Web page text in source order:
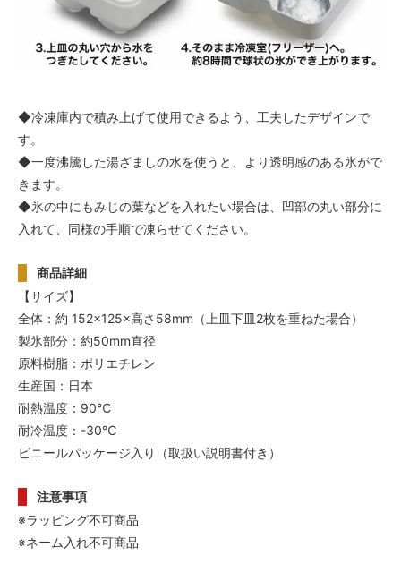
◆冷凍庫内で積み上げて使用できるよう、工夫したデザインで
す。
◆一度沸騰した湯ざましの水を使うと、より透明感のある氷がで
きます。
◆氷の中にもみじの葉などを入れたい場合は、凹部の丸い部分に
入れて、同様の手順で凍らせてください。
商品詳細
【サイズ】
全体：約 152×125×高さ58mm（上皿下皿2枚を重ねた場合）
製氷部分：約50mm直径
原料樹脂：ポリエチレン
生産国：日本
耐熱温度：90℃
耐冷温度：-30℃
ビニールパッケージ入り（取扱い説明書付き）
注意事項
※ラッピング不可商品
※ネーム入れ不可商品